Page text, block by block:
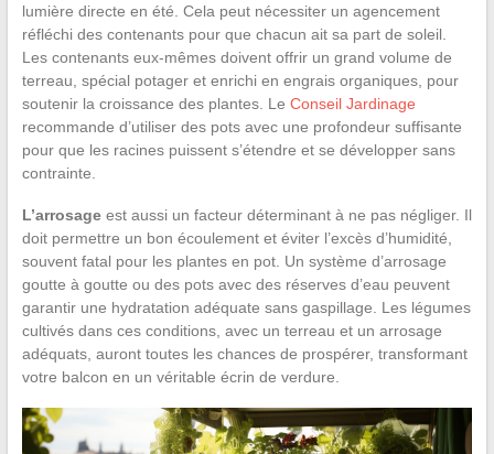
lumière directe en été. Cela peut nécessiter un agencement
réfléchi des contenants pour que chacun ait sa part de soleil.
Les contenants eux-mêmes doivent offrir un grand volume de
terreau, spécial potager et enrichi en engrais organiques, pour
soutenir la croissance des plantes. Le Conseil Jardinage
recommande d’utiliser des pots avec une profondeur suffisante
pour que les racines puissent s’étendre et se développer sans
contrainte.
L’arrosageest aussi un facteur déterminant à ne pas négliger. Il
doit permettre un bon écoulement et éviter l’excès d’humidité,
souvent fatal pour les plantes en pot. Un système d’arrosage
goutte à goutte ou des pots avec des réserves d’eau peuvent
garantir une hydratation adéquate sans gaspillage. Les légumes
cultivés dans ces conditions, avec un terreau et un arrosage
adéquats, auront toutes les chances de prospérer, transformant
votre balcon en un véritable écrin de verdure.